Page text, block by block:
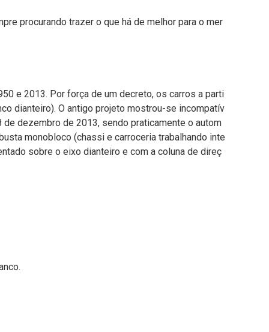
procurando trazer o que há de melhor para o mer
e 2013. Por força de um decreto, os carros a parti
dianteiro). O antigo projeto mostrou-se incompatív
dezembro de 2013, sendo praticamente o autom
monobloco (chassi e carroceria trabalhando inte
sobre o eixo dianteiro e com a coluna de direç